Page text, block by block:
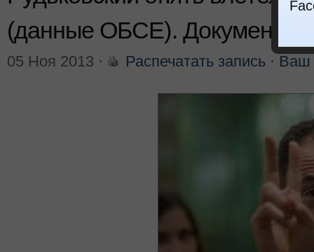
(данные ОБСЕ). Документ
05 Ноя 2013 ⋅ Распечатать запись ⋅ Ваш